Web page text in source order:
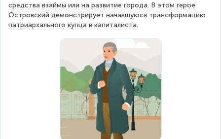
средства взаймы или на развитие города. В этом герое
Островский демонстрирует начавшуюся трансформацию
патриархального купца в капиталиста.